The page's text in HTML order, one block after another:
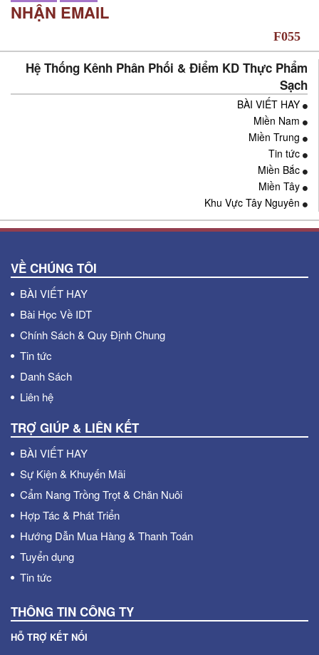
NHẬN EMAIL
Hệ Thống Kênh Phân Phối & Điểm KD Thực Phẩm
Sạch
BÀI VIẾT HAY
Miền Nam
Miền Trung
Tin tức
Miền Bắc
Miền Tây
Khu Vực Tây Nguyên
VỀ CHÚNG TÔI
BÀI VIẾT HAY
Bài Học Về IDT
Chính Sách & Quy Định Chung
Tin tức
Danh Sách
Liên hệ
TRỢ GIÚP & LIÊN KẾT
BÀI VIẾT HAY
Sự Kiện & Khuyến Mãi
Cẩm Nang Trồng Trọt & Chăn Nuôi
Hợp Tác & Phát Triển
Hướng Dẫn Mua Hàng & Thanh Toán
Tuyển dụng
Tin tức
THÔNG TIN CÔNG TY
HỖ TRỢ KẾT NỐI